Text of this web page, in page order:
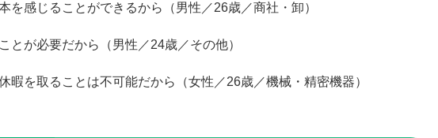
を感じることができるから（男性／26歳／商社・卸）
とが必要だから（男性／24歳／その他）
暇を取ることは不可能だから（女性／26歳／機械・精密機器）